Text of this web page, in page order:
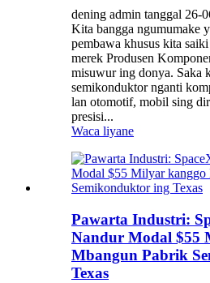
dening admin tanggal 26-
Kita bangga ngumumake
pembawa khusus kita
merek Produsen
misuwur ing donya. Saka
semikonduktor nganti
lan otomotif, mobil sing
presisi...
Waca liyane
Pawarta Industri:
Nandur Modal $55
Mbangun Pabrik
Texas